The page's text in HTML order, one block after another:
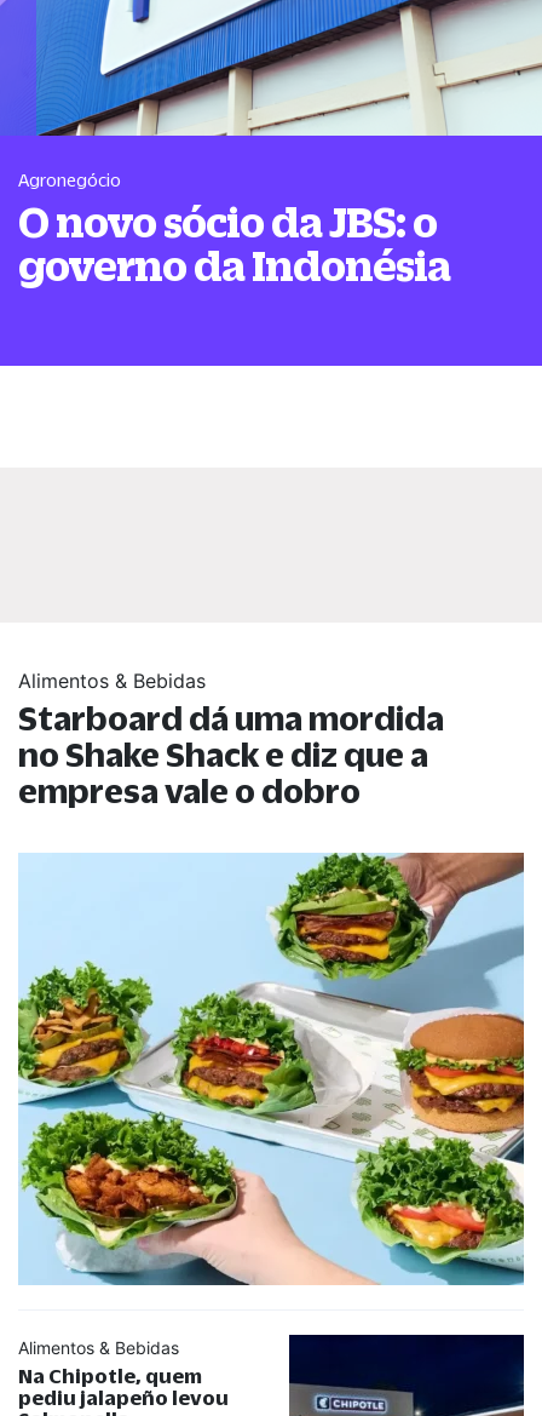
Agronegócio
O novo sócio da JBS: o
governo da Indonésia
Alimentos & Bebidas
Starboard dá uma mordida
no Shake Shack e diz que a
empresa vale o dobro
Alimentos & Bebidas
Na Chipotle, quem
pediu jalapeño levou